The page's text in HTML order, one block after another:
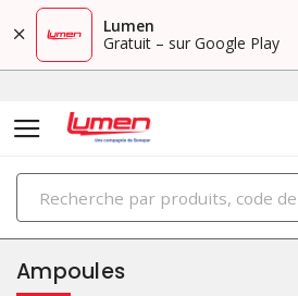
Lumen
Gratuit – sur Google Play
PRODUITS
éclairage
Ampoules